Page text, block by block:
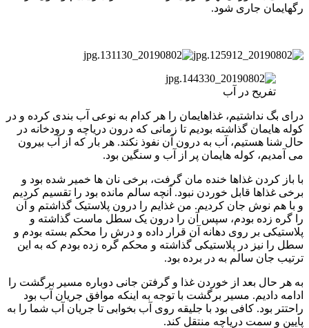
رگهایمان جاری شود.
تفریح در آب
درای بگ نداشتیم، غذاهایمان را هر کدام به نوعی آب بندی کرده و در
کوله هایمان گذاشته بودیم تا زمانی که درون دریاچه و رودخانه در
حال شنا هستیم، آب به درون آن نفوذ نکند. هر بار که از آب بیرون
می آمدیم، کوله هایمان پر از آب و سنگین بود.
با باز کردن غذاها خنده مان گرفت، برخی نان ها خمیر شده بود و
برخی غذاها قابل خوردن نبود. آنچه سالم مانده بود را تقسیم کردیم
و با هم نوش جان کردیم. من غذایم را درون پلاستیک گذاشتم و آن
را گره زده بودم، سپس آن را درون یک سطل ماست گذاشته و
پلاستیکی بر روی دهانه آن قرار داده و درش را محکم بسته بودم و
سطل را نیز در پلاستیکی گذاشته و محکم گره زده بودم که به این
ترتیب جان سالم به در برده بود.
به هر حال بعد از خوردن غذا و گرفتن جانی دوباره مسیر برگشت را
ادامه دادیم. مسیر برگشت با توجه به اینکه موافق جریان آب بود
راحتتر بود. کافی بود با جلیقه روی آب بخوابی تا جریان آب شما را به
پایین و سمت دریاچه منتقل کند.